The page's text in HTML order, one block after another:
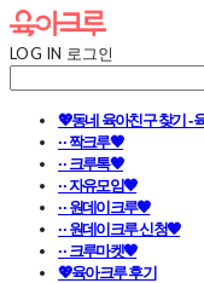
LOG IN 로그인
💖동네 육아친구 찾기 -
· · 짝크루🧡
· · 크루톡🧡
· · 자유모임🧡
· · 원데이크루🧡
· · 원데이크루 신청🧡
· · 크루마켓🧡
💖육아크루 후기